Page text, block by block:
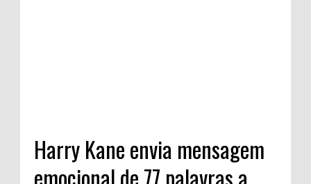
Harry Kane envia mensagem
emocional de 77 palavras a